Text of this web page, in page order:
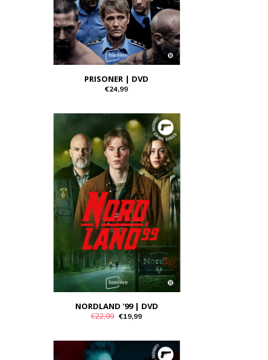
PRISONER | DVD
€24,99
NORDLAND '99 | DVD
€22,99 €19,99